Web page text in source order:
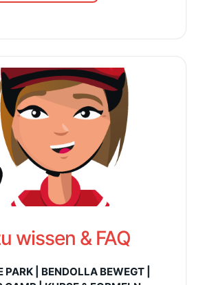
wissen & FAQ
PARK | BENDOLLA BEWEGT |